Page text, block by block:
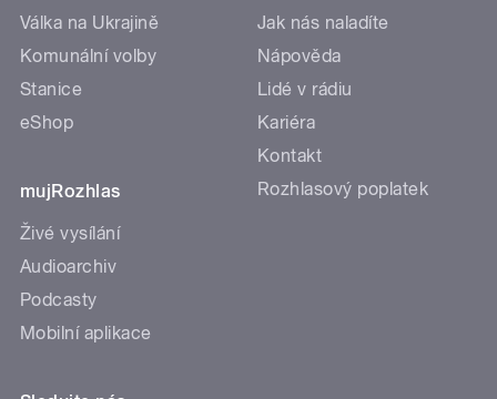
Válka na Ukrajině
Komunální volby
Stanice
eShop
mujRozhlas
Živé vysílání
Audioarchiv
Podcasty
Mobilní aplikace
Jak nás naladíte
Nápověda
Lidé v rádiu
Kariéra
Kontakt
Rozhlasový poplatek